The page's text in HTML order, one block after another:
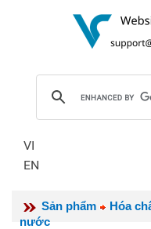
VI
EN
Sản phẩm Hóa
nước